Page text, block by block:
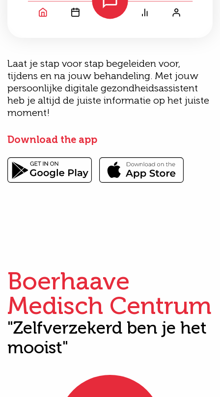
Laat je stap voor stap begeleiden voor,
tijdens en na jouw behandeling. Met jouw
persoonlijke digitale gezondheidsassistent
heb je altijd de juiste informatie op het juiste
moment!
Download the app
Boerhaave
Medisch Centrum
"Zelfverzekerd ben je het
mooist"